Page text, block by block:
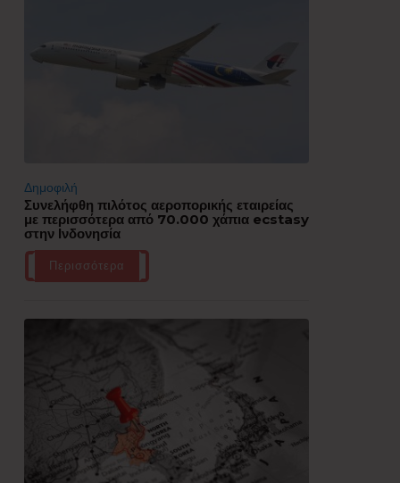
Δημοφιλή
Συνελήφθη πιλότος αεροπορικής εταιρείας
με περισσότερα από 70.000 χάπια ecstasy
στην Ινδονησία
Περισσότερα